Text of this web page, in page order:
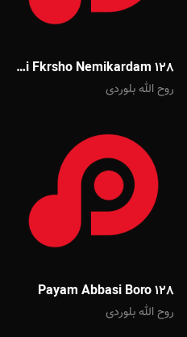
Danial Tafreshi Fkrsho Nemikardam 128
روح الله بلوردی
Payam Abbasi Boro 128
روح الله بلوردی